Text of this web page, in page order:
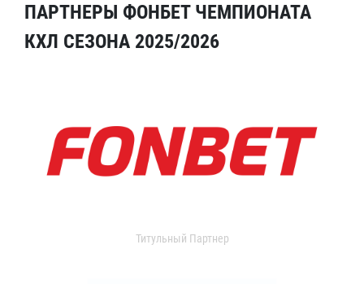
ПАРТНЕРЫ ФОНБЕТ ЧЕМПИОНАТА
КХЛ СЕЗОНА 2025/2026
Титульный Партнер